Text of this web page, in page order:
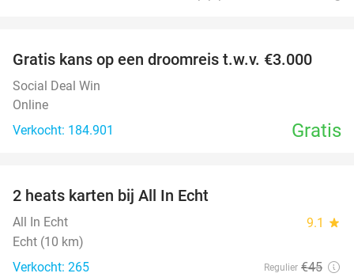
Gratis kans op een droomreis t.w.v. €3.000
Social Deal Win
Online
Verkocht: 184.901
Gratis
2 heats karten bij All In Echt
All In Echt 9.1 star
Echt (10 km)
Verkocht: 265
Regulier €45